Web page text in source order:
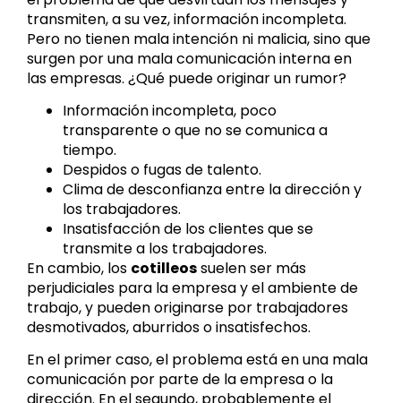
transmiten, a su vez, información incompleta.
Pero no tienen mala intención ni malicia, sino que
surgen por una mala comunicación interna en
las empresas. ¿Qué puede originar un rumor?
Información incompleta, poco
transparente o que no se comunica a
tiempo.
Despidos o fugas de talento.
Clima de desconfianza entre la dirección y
los trabajadores.
Insatisfacción de los clientes que se
transmite a los trabajadores.
En cambio, los cotilleossuelen ser más
perjudiciales para la empresa y el ambiente de
trabajo, y pueden originarse por trabajadores
desmotivados, aburridos o insatisfechos.
En el primer caso, el problema está en una mala
comunicación por parte de la empresa o la